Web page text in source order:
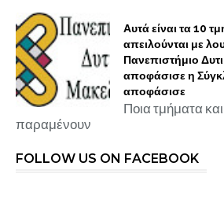
Αυτά είναι τα 10
απειλούνται με
Πανεπιστήμιο
αποφάσισε η
αποφάσισε
Ποια τμήματα
παραμένουν
FOLLOW US ON FACEBOOK